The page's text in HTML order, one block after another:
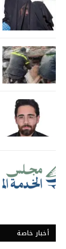
أخبار خاصة